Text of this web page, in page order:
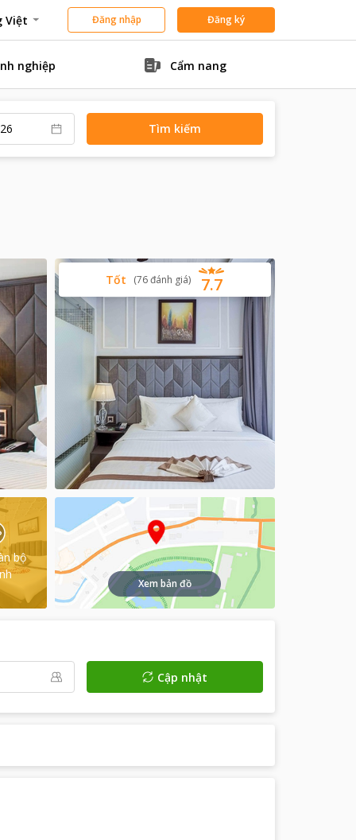
Việt Đăng nhập Đăng ký
nghiệp Cẩm nang
Tìm kiếm
7.7
Tốt (76đánh giá)
bộ
Xem bản đồ
Cập nhật